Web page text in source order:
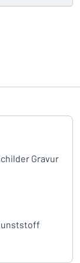
Gravur